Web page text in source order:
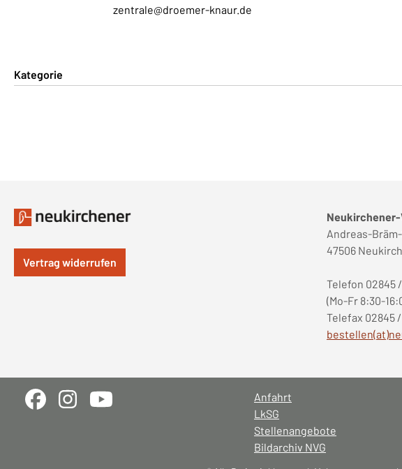
zentrale@droemer-knaur.de
Kategorie
Vertrag widerrufen
Andreas-
47506
Telefon 02845
(Mo-Fr 8:30-
Telefax 02845 /
Anfahrt
LkSG
Stellenangebote
Bildarchiv NVG